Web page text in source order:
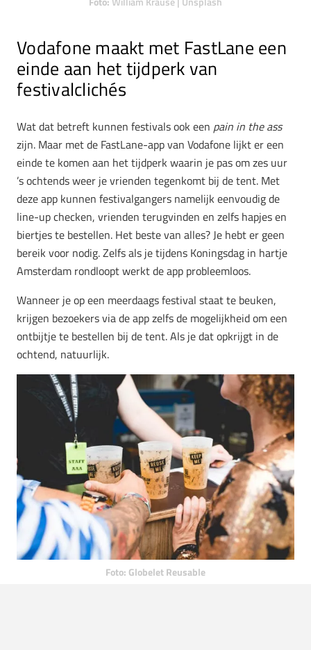
Vodafone maakt met FastLane een
einde aan het tijdperk van
festivalclichés
Wat dat betreft kunnen festivals ook een pain in the ass
zijn. Maar met de FastLane-app van Vodafone lijkt er een
einde te komen aan het tijdperk waarin je pas om zes uur
’s ochtends weer je vrienden tegenkomt bij de tent. Met
deze app kunnen festivalgangers namelijk eenvoudig de
line-up checken, vrienden terugvinden en zelfs hapjes en
biertjes te bestellen. Het beste van alles? Je hebt er geen
bereik voor nodig. Zelfs als je tijdens Koningsdag in hartje
Amsterdam rondloopt werkt de app probleemloos.
Wanneer je op een meerdaags festival staat te beuken,
krijgen bezoekers via de app zelfs de mogelijkheid om een
ontbijtje te bestellen bij de tent. Als je dat opkrijgt in de
ochtend, natuurlijk.
Foto: Globelet Reusable